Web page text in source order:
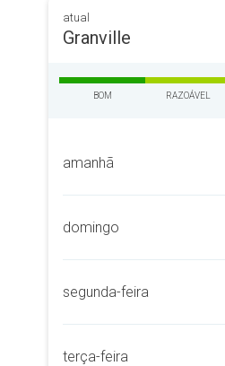
atual
Granville
BOM RAZOÁVEL
amanhã
domingo
segunda-feira
terça-feira